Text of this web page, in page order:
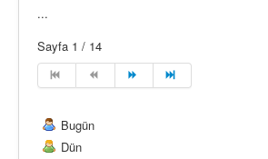
...
Sayfa 1 / 14
Bugün
Dün